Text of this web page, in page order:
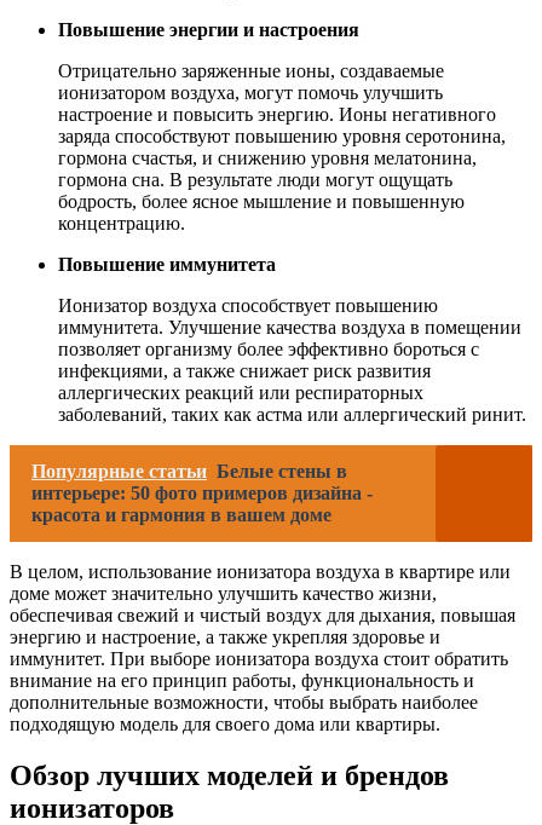
Повышение энергии и настроения
Отрицательно заряженные ионы, создаваемые
ионизатором воздуха, могут помочь улучшить
настроение и повысить энергию. Ионы негативного
заряда способствуют повышению уровня серотонина,
гормона счастья, и снижению уровня мелатонина,
гормона сна. В результате люди могут ощущать
бодрость, более ясное мышление и повышенную
концентрацию.
Повышение иммунитета
Ионизатор воздуха способствует повышению
иммунитета. Улучшение качества воздуха в помещении
позволяет организму более эффективно бороться с
инфекциями, а также снижает риск развития
аллергических реакций или респираторных
заболеваний, таких как астма или аллергический ринит.
Популярные статьи Белые стены в
интерьере: 50 фото примеров дизайна -
красота и гармония в вашем доме
В целом, использование ионизатора воздуха в квартире или
доме может значительно улучшить качество жизни,
обеспечивая свежий и чистый воздух для дыхания, повышая
энергию и настроение, а также укрепляя здоровье и
иммунитет. При выборе ионизатора воздуха стоит обратить
внимание на его принцип работы, функциональность и
дополнительные возможности, чтобы выбрать наиболее
подходящую модель для своего дома или квартиры.
Обзор лучших моделей и брендов
ионизаторов